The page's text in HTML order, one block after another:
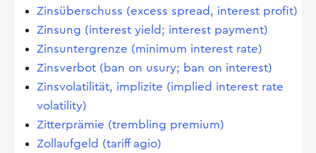
Zinsüberschuss (excess spread, interest profit)
Zinsung (interest yield; interest payment)
Zinsuntergrenze (minimum interest rate)
Zinsverbot (ban on usury; ban on interest)
Zinsvolatilität, implizite (implied interest rate
volatility)
Zitterprämie (trembling premium)
Zollaufgeld (tariff agio)